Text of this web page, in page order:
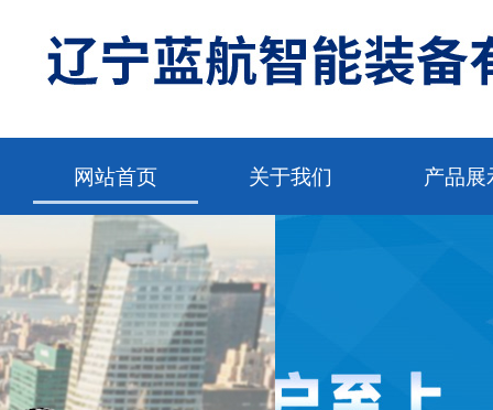
网站首页 关于我们 产品展